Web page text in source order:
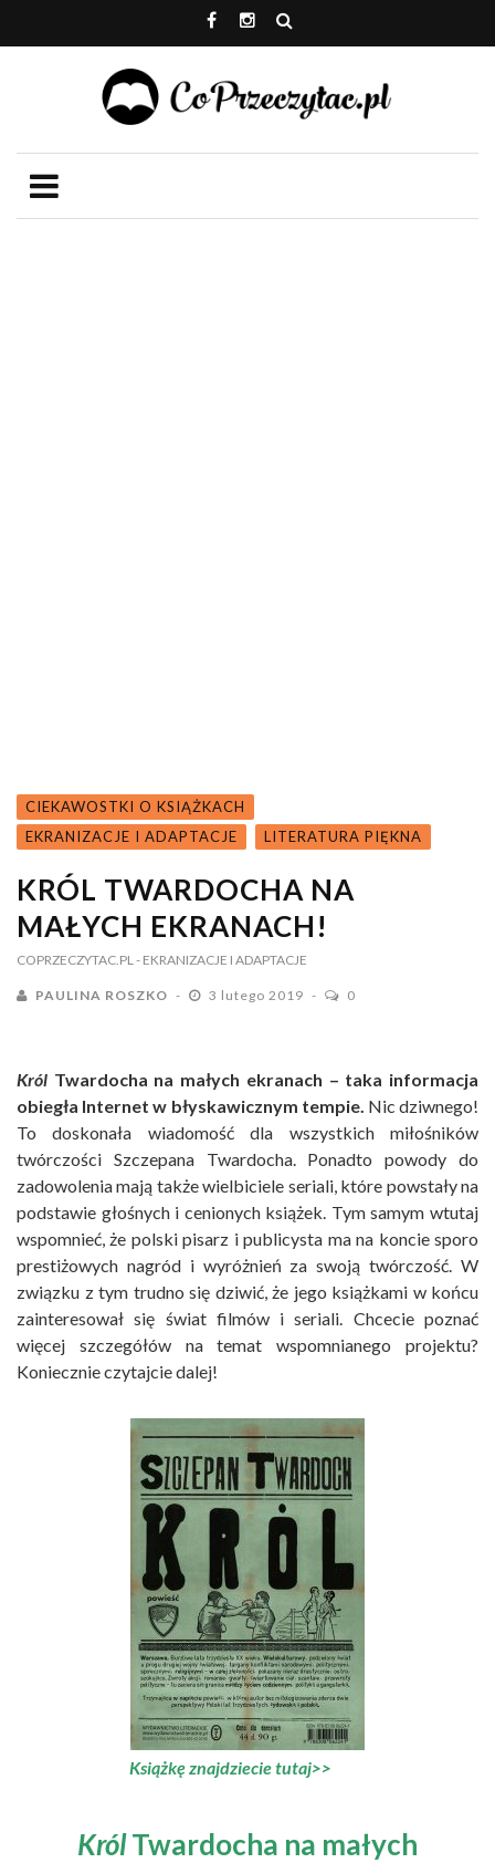
CIEKAWOSTKI O KSIĄŻKACH
EKRANIZACJE I ADAPTACJE
LITERATURA PIĘKNA
KRÓL TWARDOCHA NA
MAŁYCH EKRANACH!
COPRZECZYTAC.PL - EKRANIZACJE I ADAPTACJE
PAULINA ROSZKO 3 lutego 2019 0
Król Twardocha na małych ekranach – taka informacja
obiegła Internet w błyskawicznym tempie. Nic dziwnego!
To doskonała wiadomość dla wszystkich miłośników
twórczości Szczepana Twardocha. Ponadto powody do
zadowolenia mają także wielbiciele seriali, które powstały na
podstawie głośnych i cenionych książek. Tym samym wtutaj
wspomnieć, że polski pisarz i publicysta ma na koncie sporo
prestiżowych nagród i wyróżnień za swoją twórczość. W
związku z tym trudno się dziwić, że jego książkami w końcu
zainteresował się świat filmów i seriali. Chcecie poznać
więcej szczegółów na temat wspomnianego projektu?
Koniecznie czytajcie dalej!
Książkę znajdziecie tutaj>>
KrólTwardocha na małych